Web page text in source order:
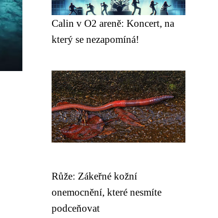
Calin v O2 areně: Koncert, na
který se nezapomíná!
Růže: Zákeřné kožní
onemocnění, které nesmíte
podceňovat